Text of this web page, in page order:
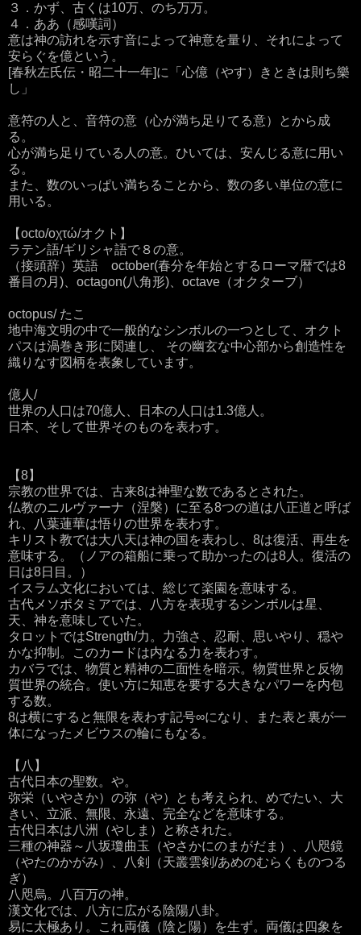
３．かず、古くは10万、のち万万。
４．ああ（感嘆詞）
意は神の訪れを示す音によって神意を量り、それによって
安らぐを億という。
[春秋左氏伝・昭二十一年]に「心億（やす）きときは則ち樂
し」
意符の人と、音符の意（心が満ち足りてる意）とから成
る。
心が満ち足りている人の意。ひいては、安んじる意に用い
る。
また、数のいっぱい満ちることから、数の多い単位の意に
用いる。
【octo/οχτώ/オクト】
ラテン語/ギリシャ語で８の意。
（接頭辞）英語 october(春分を年始とするローマ暦では8
番目の月)、octagon(八角形)、octave（オクターブ）
octopus/ たこ
地中海文明の中で一般的なシンボルの一つとして、オクト
パスは渦巻き形に関連し、 その幽玄な中心部から創造性を
織りなす図柄を表象しています。
億人/
世界の人口は70億人、日本の人口は1.3億人。
日本、そして世界そのものを表わす。
【8】
宗教の世界では、古来8は神聖な数であるとされた。
仏教のニルヴァーナ（涅槃）に至る8つの道は八正道と呼ば
れ、八葉蓮華は悟りの世界を表わす。
キリスト教では大八天は神の国を表わし、8は復活、再生を
意味する。（ノアの箱船に乗って助かったのは8人。復活の
日は8日目。）
イスラム文化においては、総じて楽園を意味する。
古代メソポタミアでは、八方を表現するシンボルは星、
天、神を意味していた。
タロットではStrength/力。力強さ、忍耐、思いやり、穏や
かな抑制。このカードは内なる力を表わす。
カバラでは、物質と精神の二面性を暗示。物質世界と反物
質世界の統合。使い方に知恵を要する大きなパワーを内包
する数。
8は横にすると無限を表わす記号∞になり、また表と裏が一
体になったメビウスの輪にもなる。
【八】
古代日本の聖数。や。
弥栄（いやさか）の弥（や）とも考えられ、めでたい、大
きい、立派、無限、永遠、完全などを意味する。
古代日本は八洲（やしま）と称された。
三種の神器～八坂瓊曲玉（やさかにのまがだま）、八咫鏡
（やたのかがみ）、八剣（天叢雲剣/あめのむらくものつる
ぎ）
八咫烏。八百万の神。
漢文化では、八方に広がる陰陽八卦。
易に太極あり。これ両儀（陰と陽）を生ず。両儀は四象を